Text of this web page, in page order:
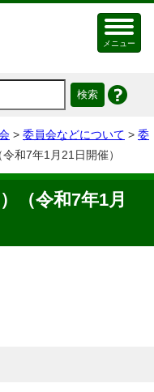
メニュー
> 委員会などについて > 委
和7年1月21日開催）
（令和7年1月